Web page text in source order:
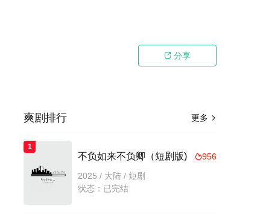
 分享
更多 
爽剧排行
1
956
不负如来不负卿（短剧版)
2025 / 大陆 / 短剧
状态：已完结